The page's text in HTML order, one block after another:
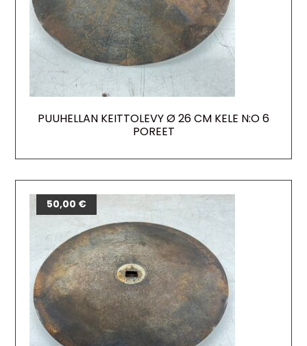
PUUHELLAN KEITTOLEVY Ø 26 CM KELE N:O 6
POREET
50,00 €